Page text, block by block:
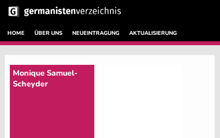
HOME ÜBER UNS NEUEINTRAGUNG AKTUALISIERUNG
Monique Samuel-
Scheyder